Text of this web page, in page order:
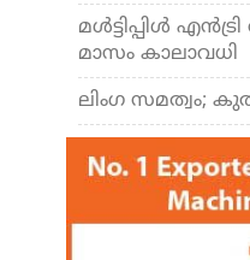
മള്‍ട്ടിപ്പിള്‍
മാസം കാലാവധി
ലിംഗ സമത്വം;